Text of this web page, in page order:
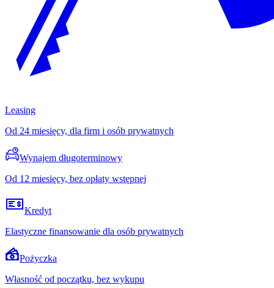
Leasing
Od 24 miesięcy, dla firm i osób prywatnych
Wynajem długoterminowy
Od 12 miesięcy, bez opłaty wstępnej
Kredyt
Elastyczne finansowanie dla osób prywatnych
Pożyczka
Własność od początku, bez wykupu